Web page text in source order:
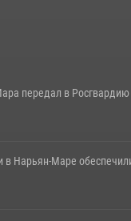
передал в Росгвардию
в Нарьян-Маре